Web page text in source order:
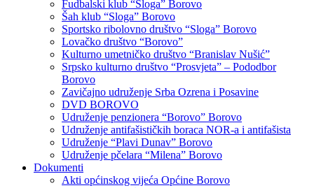
Fudbalski klub “Sloga” Borovo
Šah klub “Sloga” Borovo
Sportsko ribolovno društvo “Sloga” Borovo
Lovačko društvo “Borovo”
Kulturno umetničko društvo “Branislav Nušić”
Srpsko kulturno društvo “Prosvjeta” – Pododbor
Borovo
Zavičajno udruženje Srba Ozrena i Posavine
DVD BOROVO
Udruženje penzionera “Borovo” Borovo
Udruženje antifašističkih boraca NOR-a i antifašista
Udruženje “Plavi Dunav” Borovo
Udruženje pčelara “Milena” Borovo
Dokumenti
Akti općinskog vijeća Općine Borovo